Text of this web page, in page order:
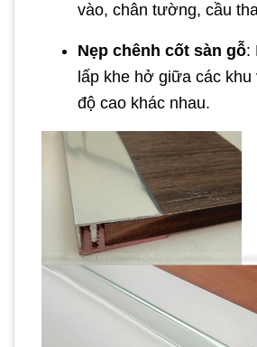
vào, chân tường, cầu
Nẹp chênh cốt sàn gỗ:
lấp khe hở giữa các
độ cao khác nhau.